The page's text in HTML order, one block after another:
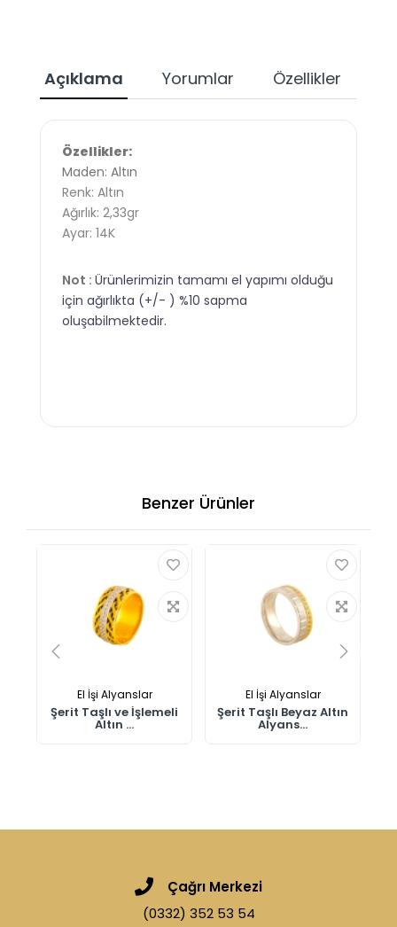
Açıklama Yorumlar Özellikler
Özellikler:
Maden: Altın
Renk: Altın
Ağırlık: 2,33gr
Ayar: 14K
Not : Ürünlerimizin tamamı el yapımı olduğu
için ağırlıkta (+/- ) %10 sapma
oluşabilmektedir.
Benzer Ürünler
El İşi Alyanslar
Şerit Taşlı ve İşlemeli
Altın ...
El İşi Alyanslar
Şerit Taşlı Beyaz Altın
Alyans...
Çağrı Merkezi
(0332) 352 53 54